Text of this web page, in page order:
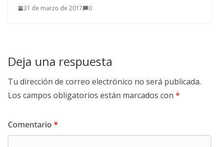
31 de marzo de 2017 0
Deja una respuesta
Tu dirección de correo electrónico no será publicada.
Los campos obligatorios están marcados con *
Comentario *